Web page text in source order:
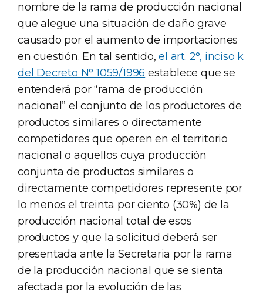
nombre de la rama de producción nacional
que alegue una situación de daño grave
causado por el aumento de importaciones
en cuestión. En tal sentido,el art. 2°, inciso k
del Decreto N° 1059/1996 establece que se
entenderá por “rama de producción
nacional” el conjunto de los productores de
productos similares o directamente
competidores que operen en el territorio
nacional o aquellos cuya producción
conjunta de productos similares o
directamente competidores represente por
lo menos el treinta por ciento (30%) de la
producción nacional total de esos
productos y que la solicitud deberá ser
presentada ante la Secretaria por la rama
de la producción nacional que se sienta
afectada por la evolución de las